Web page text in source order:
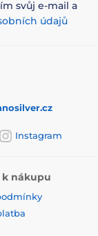
svůj e-mail a
údajů
Instagram
nákupu